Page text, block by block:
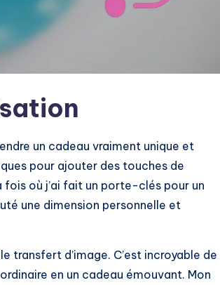
un cadeau vraiment unique et
pour ajouter des touches de
où j’ai fait un porte-clés pour un
une dimension personnelle et
transfert d’image. C’est incroyable de
en un cadeau émouvant. Mon